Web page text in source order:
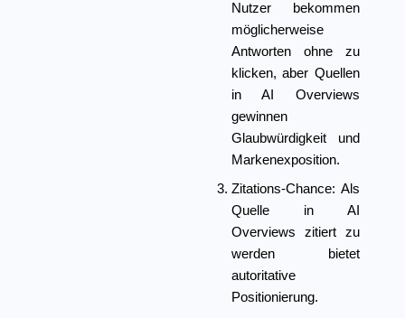
Nutzer bekommen
möglicherweise
Antworten ohne zu
klicken, aber Quellen
in AI Overviews
gewinnen
Glaubwürdigkeit und
Markenexposition.
Zitations-Chance: Als
Quelle in AI
Overviews zitiert zu
werden bietet
autoritative
Positionierung.